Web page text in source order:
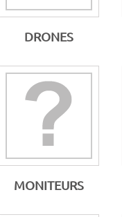
DRONES
MONITEURS